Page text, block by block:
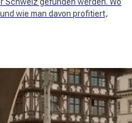
Schweiz gefunden werden. Wo
wie man davon profitiert,